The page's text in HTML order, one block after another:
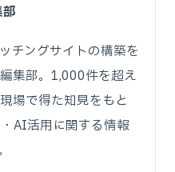
チングサイトの構築を
集部。1,000件を超え
場で得た知見をもと
AI活用に関する情報